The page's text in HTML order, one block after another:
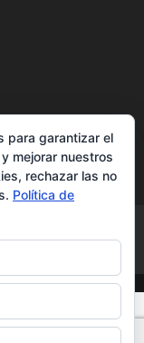
para garantizar el
mejorar nuestros
rechazar las no
Política de